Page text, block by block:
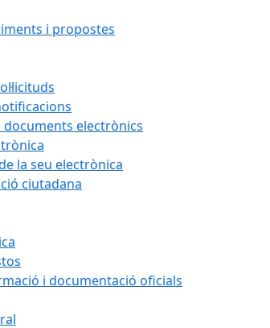
i propostes
documents electrònics
la seu electrònica
ciutadana
i documentació oficials